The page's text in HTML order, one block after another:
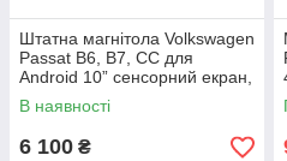
Штатна магнітола Volkswagen
Passat B6, B7, CС для
Android 10” сенсорний екран,
GPS, Bluetooth, камера
заднього виду
В наявності
6 100 ₴